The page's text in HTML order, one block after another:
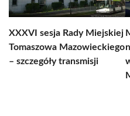
XXXVI sesja Rady Miejskiej
Tomaszowa Mazowieckiego
– szczegóły transmisji